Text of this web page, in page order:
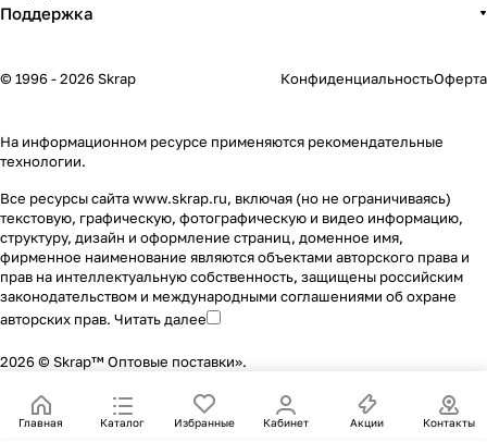
Поддержка
© 1996 - 2026 Skrap КонфиденциальностьОферта
На информационном ресурсе применяются рекомендательные
технологии.
Все ресурсы сайта www.skrap.ru, включая (но не ограничиваясь)
текстовую, графическую, фотографическую и видео информацию,
структуру, дизайн и оформление страниц, доменное имя,
фирменное наименование являются объектами авторского права и
прав на интеллектуальную собственность, защищены российским
законодательством и международными соглашениями об охране
авторских прав. Читать далее
2026 © Skrap™ Оптовые поставки».
Главная Каталог Избранные Кабинет Акции Контакты